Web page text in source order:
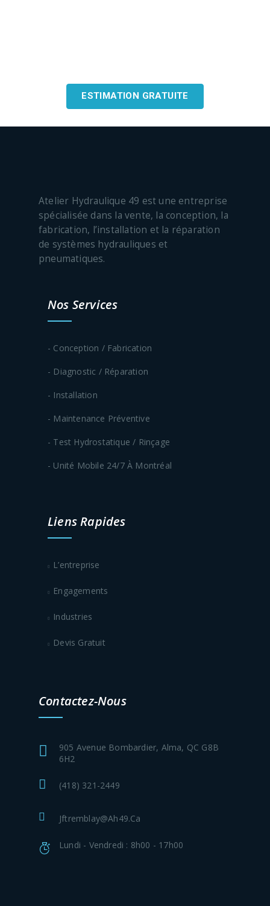
ESTIMATION GRATUITE
Atelier Hydraulique 49 est une entreprise
spécialisée dans la vente, la conception, la
fabrication, l’installation et la réparation
de systèmes hydrauliques et
pneumatiques.
Nos Services
- Conception / Fabrication
- Diagnostic / Réparation
- Installation
- Maintenance Préventive
- Test Hydrostatique / Rinçage
- Unité Mobile 24/7 À Montréal
Liens Rapides
L’entreprise
Engagements
Industries
Devis Gratuit
Contactez-Nous
905 Avenue Bombardier, Alma, QC G8B
6H2
(418) 321-2449
Jftremblay@ah49.ca
Lundi - Vendredi : 8h00 - 17h00